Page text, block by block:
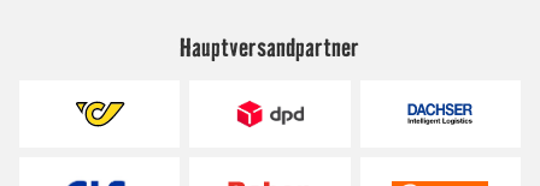
Hauptversandpartner